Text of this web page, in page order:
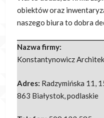
obiektów oraz
naszego biura to dobra
Nazwa firmy:
Konstantynowicz
Adres: Radzymińska 11,
863 Białystok,podlaskie